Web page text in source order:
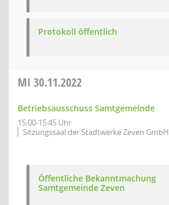
Protokoll öffentlich
MI 30.11.2022
Betriebsausschuss Samtgemeinde
15:00-15:45 Uhr
Sitzungssaal der Stadtwerke Zeven GmbH
Öffentliche Bekanntmachung
Samtgemeinde Zeven